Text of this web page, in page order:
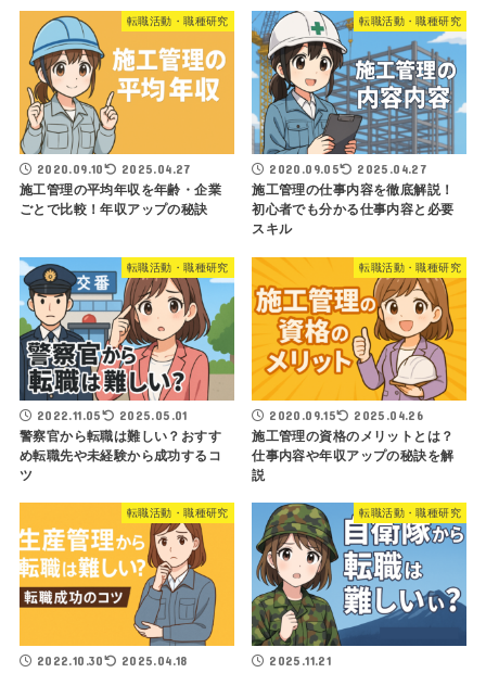
転職活動・職種研究
2020.09.10 2025.04.27
施工管理の平均年収を年齢・企業
ごとで比較！年収アップの秘訣
転職活動・職種研究
2020.09.05 2025.04.27
施工管理の仕事内容を徹底解説！
初心者でも分かる仕事内容と必要
スキル
転職活動・職種研究
2022.11.05 2025.05.01
警察官から転職は難しい？おすす
め転職先や未経験から成功するコ
ツ
転職活動・職種研究
2020.09.15 2025.04.26
施工管理の資格のメリットとは？
仕事内容や年収アップの秘訣を解
説
転職活動・職種研究
2022.10.30 2025.04.18
転職活動・職種研究
2025.11.21